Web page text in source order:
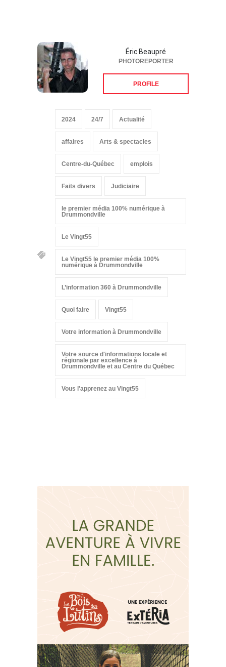
Éric Beaupré
PHOTOREPORTER
PROFILE
2024 24/7 Actualité
affaires Arts & spectacles
Centre-du-Québec emplois
Faits divers Judiciaire
le premier média 100% numérique à
Drummondville
Le Vingt55
Le Vingt55 le premier média 100%
numérique à Drummondville
L’information 360 à Drummondville
Quoi faire Vingt55
Votre information à Drummondville
Votre source d'informations locale et
régionale par excellence à
Drummondville et au Centre du Québec
Vous l'apprenez au Vingt55